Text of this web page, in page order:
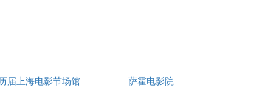
影影评、上亿影迷互动，让看电影更便捷
提供周边的分类信息，发现更多优惠套
历届上海电影节场馆
萨霍电影院